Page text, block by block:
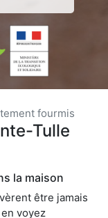
fourmis
Tulle
la maison
être jamais
voyez